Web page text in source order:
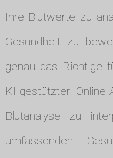
Ihre Blutwerte zu
Gesundheit zu
genau das Richtige
KI-gestützter
Blutanalyse zu
umfassenden